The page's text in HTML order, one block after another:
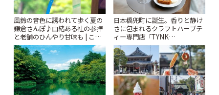
風鈴の音色に誘われて歩く夏の
鎌倉さんぽ♪由緒ある社の参拝
と老舗のひんやり甘味も | こと
りっぷ
日本橋兜町に誕生。香りと静け
さに包まれるクラフトハーブテ
ィー専門店「TYNK
Kabutocho」 | ことりっぷ